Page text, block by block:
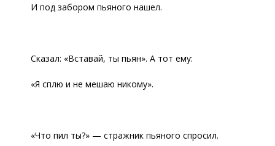
И под забором пьяного нашел.
Сказал: «Вставай, ты пьян». А тот ему:
«Я сплю и не мешаю никому».
«Что пил ты?» — стражник пьяного спросил.